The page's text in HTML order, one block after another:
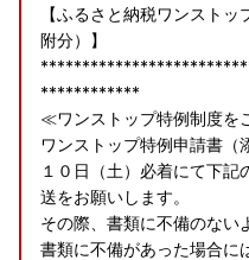
【ふるさと納税ワンスト
附分）】
************
≪ワンストップ特例制度を
ワンストップ特例申請書（
１０日（土）必着にて下記
送をお願いします。
その際、書類に不備のない
書類に不備があった場合に